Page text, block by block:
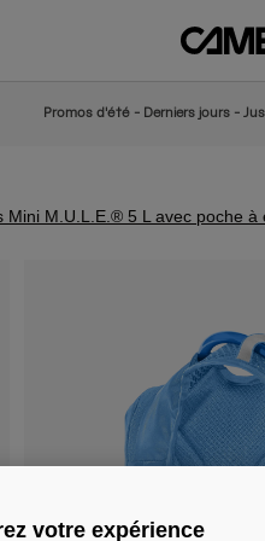
Promos d'été - Derniers jours -
M.U.L.E.® 5 L avec poche à
votre expérience